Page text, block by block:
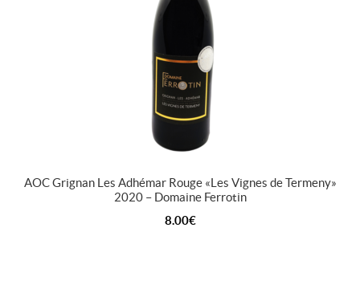
AOC Grignan Les Adhémar Rouge « Les Vignes de Termeny »
2020 – Domaine Ferrotin
8.00€